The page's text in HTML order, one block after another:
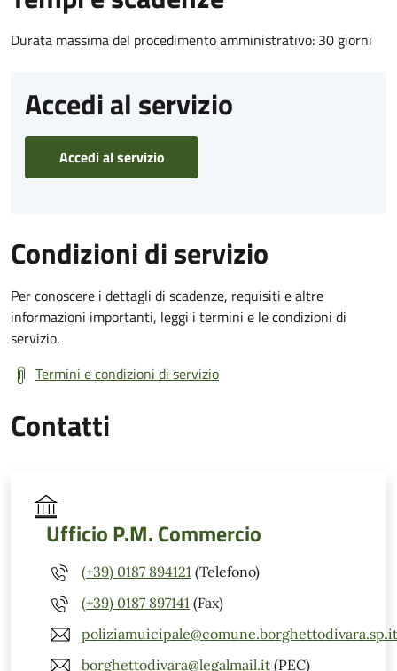
Durata massima del procedimento amministrativo: 30 giorni
Accedi al servizio
Accedi al servizio
Condizioni di servizio
Per conoscere i dettagli di scadenze, requisiti e altre
informazioni importanti, leggi i termini e le condizioni di
servizio.
Termini e condizioni di servizio
Contatti
Ufficio P.M. Commercio
(+39) 0187 894121 (Telefono)
(+39) 0187 897141 (Fax)
poliziamuicipale@comune.borghettodivara.sp.it
borghettodivara@legalmail.it (PEC)